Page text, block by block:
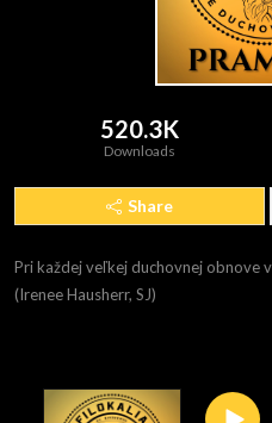
520.3K
Downloads
Share
Pri každej veľkej duchovnej obnove
(Irenee Hausherr, SJ)